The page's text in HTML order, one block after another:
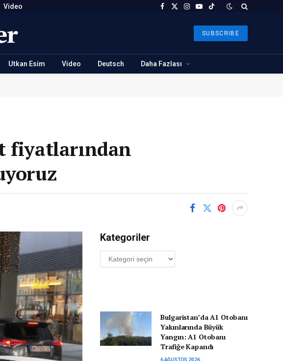
Video Facebook
X
Instagram
YouTubeTikTok
SUBSCRIBE
Utkan Esim Video Deutsch Daha Fazlası
fiyatlarından
Kategoriler
Kategoriler
Bulgaristan’da A1 Otobanı
Yakınlarında Büyük
Yangın: A1 Otobanı
Trafiğe Kapandı
6 AĞUSTOS 2026